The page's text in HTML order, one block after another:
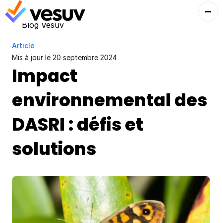
Blog Vesuv
Article
Mis à jour le 20 septembre 2024
Impact
environnemental des
DASRI : défis et
solutions